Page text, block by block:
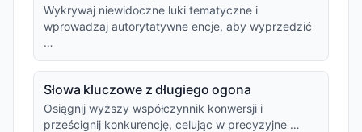
Wykrywaj niewidoczne luki tematyczne i
wprowadzaj autorytatywne encje, aby wyprzedzić
…
Słowa kluczowe z długiego ogona
Osiągnij wyższy współczynnik konwersji i
prześcignij konkurencję, celując w precyzyjne …